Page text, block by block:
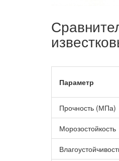
Параметр
Прочность (МПа)
Морозостойкость